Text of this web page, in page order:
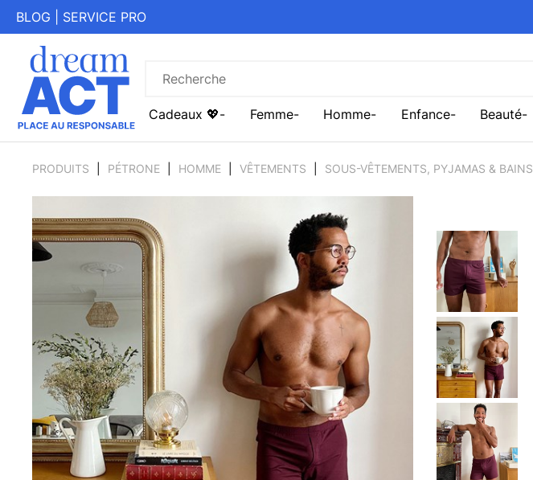
BLOG SERVICE PRO
Cadeaux 💖 Femme Homme Enfance Beauté
PRODUITS PÉTRONE HOMME VÊTEMENTS SOUS-VÊTEMENTS, PYJAMAS & BAINS